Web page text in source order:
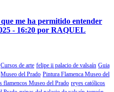
me ha permitido entender
- 16:20 por RAQUEL
Cursos de arte felipe ii palacio de valsaín Guia
Museo del Prado Pintura Flamenca Museo del
flamencos Museo del Prado reyes católicos